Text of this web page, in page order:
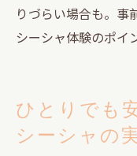
りづらい場合も。事
シーシャ体験のポイ
ひとりでも
シーシャの